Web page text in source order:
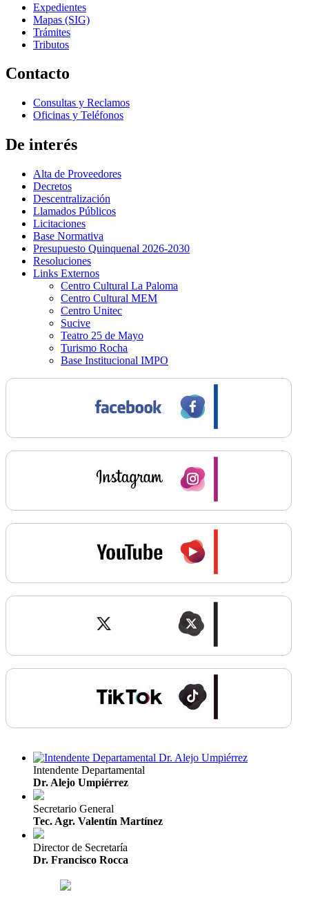
Expedientes
Mapas (SIG)
Trámites
Tributos
Contacto
Consultas y Reclamos
Oficinas y Teléfonos
De interés
Alta de Proveedores
Decretos
Descentralización
Llamados Públicos
Licitaciones
Base Normativa
Presupuesto Quinquenal 2026-2030
Resoluciones
Links Externos
Centro Cultural La Paloma
Centro Cultural MEM
Centro Unitec
Sucive
Teatro 25 de Mayo
Turismo Rocha
Base Institucional IMPO
Intendente Departamental
Dr. Alejo Umpiérrez
Secretario General
Tec. Agr. Valentín Martínez
Director de Secretaría
Dr. Francisco Rocca